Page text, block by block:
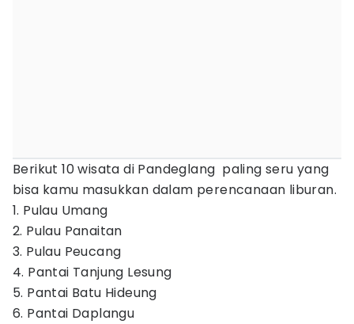
Berikut 10 wisata di Pandeglang paling seru yang
bisa kamu masukkan dalam perencanaan liburan.
1. Pulau Umang
2. Pulau Panaitan
3. Pulau Peucang
4. Pantai Tanjung Lesung
5. Pantai Batu Hideung
6. Pantai Daplangu